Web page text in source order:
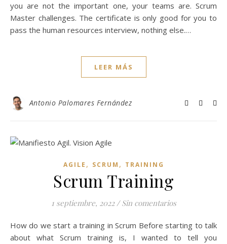
you are not the important one, your teams are. Scrum
Master challenges. The certificate is only good for you to
pass the human resources interview, nothing else.…
LEER MÁS
Antonio Palomares Fernández
AGILE , SCRUM , TRAINING
Scrum Training
1 septiembre, 2022 / Sin comentarios
How do we start a training in Scrum Before starting to talk
about what Scrum training is, I wanted to tell you